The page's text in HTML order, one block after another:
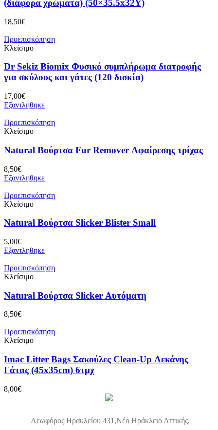
(διάφορα χρώματα) (50×35.5x32Y)
18,50€
Προεπισκόπηση
Κλείσιμο
Dr Sekiz Biomix Φυσικό συμπλήρωμα διατροφής
για σκύλους και γάτες (120 δισκία)
17,00€
Εξαντληθηκε
Προεπισκόπηση
Κλείσιμο
Natural Βούρτσα Fur Remover Αφαίρεσης τρίχας
8,50€
Εξαντληθηκε
Προεπισκόπηση
Κλείσιμο
Natural Βούρτσα Slicker Blister Small
5,00€
Εξαντληθηκε
Προεπισκόπηση
Κλείσιμο
Natural Bούρτσα Slicker Αυτόματη
8,50€
Προεπισκόπηση
Κλείσιμο
Imac Litter Bags Σακούλες Clean-Up Λεκάνης
Γάτας (45x35cm) 6τμχ
8,00€
Λεωφόρος Ηρακλείου 431,Νέο Ηράκλειο Αττικής,